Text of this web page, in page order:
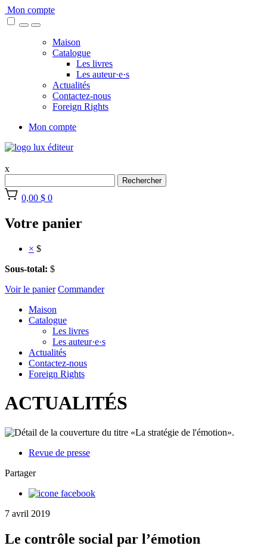
Skip
to
Mon compte
Maison
Catalogue
Les livres
Les auteur·e·s
Actualités
Contactez-nous
Foreign Rights
Mon compte
x
Rechercher
0,00 $ 0
Votre panier
× $
Sous-total: $
Voir le panier Commander
Maison
Catalogue
Les livres
Les auteur·e·s
Actualités
Contactez-nous
Foreign Rights
ACTUALITÉS
Revue de presse
Partager
7 avril 2019
Le contrôle social par l’émotion